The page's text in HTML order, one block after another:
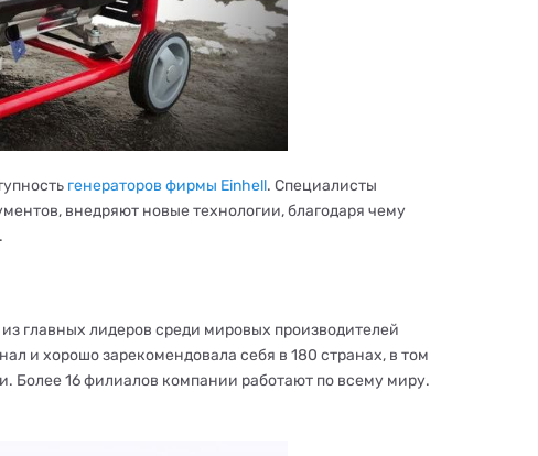
генераторов фирмы Einhell. Специалисты
внедряют новые технологии, благодаря чему
главных лидеров среди мировых производителей
и хорошо зарекомендовала себя в 180 странах, в том
Более 16 филиалов компании работают по всему миру.